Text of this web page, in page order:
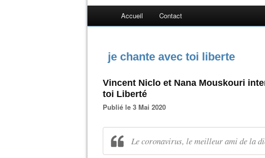
Accueil Contact
je chante avec toi liberte
Vincent Niclo et Nana Mouskouri
toi Liberté
Publié le 3 Mai 2020
Le coronavirus, le meilleur ami de la